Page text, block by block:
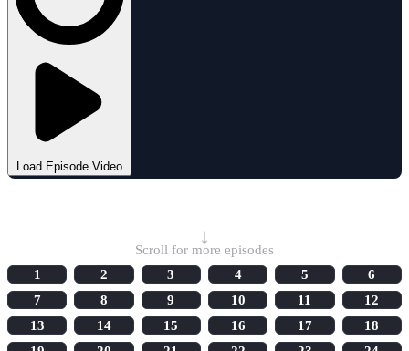
Load Episode Video
↓
Scroll for more episodes
1
2 3 4 5
6
7
8 9 10 11
12
13
14 15 16 17
18